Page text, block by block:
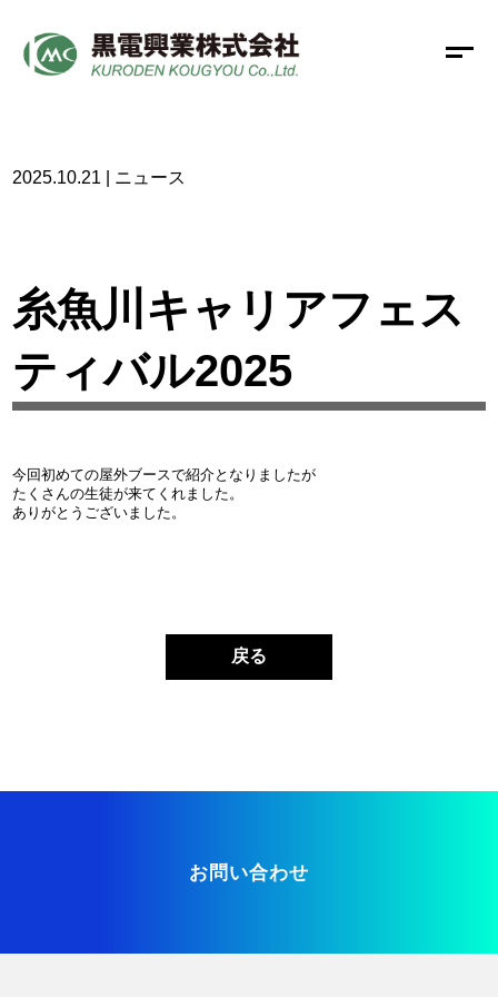
2025.10.21 | ニュース
糸魚川キャリアフェス
ティバル2025
今回初めての屋外ブースで紹介となりましたが
たくさんの生徒が来てくれました。
ありがとうございました。
戻る
お問い合わせ